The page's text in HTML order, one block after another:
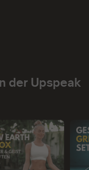
der Upspeak